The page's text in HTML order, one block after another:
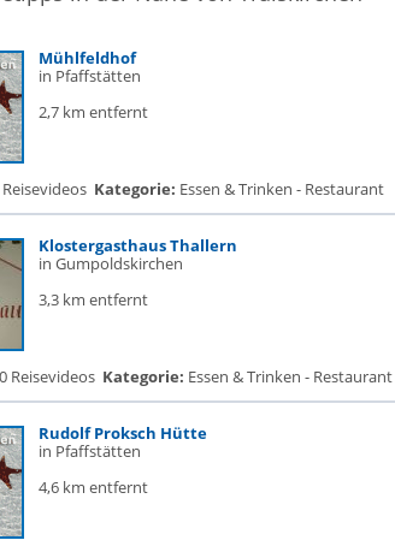
Mühlfeldhof
in Pfaffstätten
2,7 km entfernt
Kategorie: Essen & Trinken - Restaurant
Klostergasthaus Thallern
in Gumpoldskirchen
3,3 km entfernt
0 Reisevideos Kategorie: Essen & Trinken - Restaurant
Rudolf Proksch Hütte
in Pfaffstätten
4,6 km entfernt